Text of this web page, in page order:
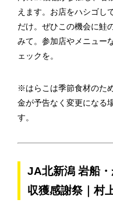
えます。お店をハシゴし
だけ。ぜひこの機会に鮭
みて。参加店やメニュー
ェックを。
※はらこは季節食材のた
金が予告なく変更になる
す。
JA北新潟 岩船
収獲感謝祭｜村